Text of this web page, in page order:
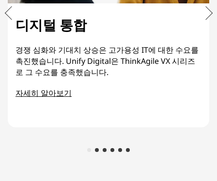
디지털 통합
경쟁 심화와 기대치 상승은 고가용성 IT에 대한 수요를
촉진했습니다. Unify Digital은 ThinkAgile VX 시리즈
로 그 수요를 충족했습니다.
자세히 알아보기